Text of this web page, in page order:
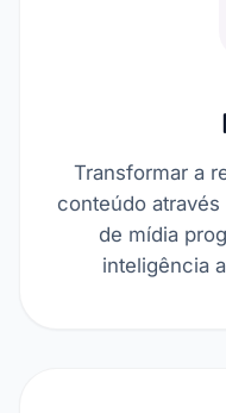
Transformar a
conteúdo
de mídia
inteligência